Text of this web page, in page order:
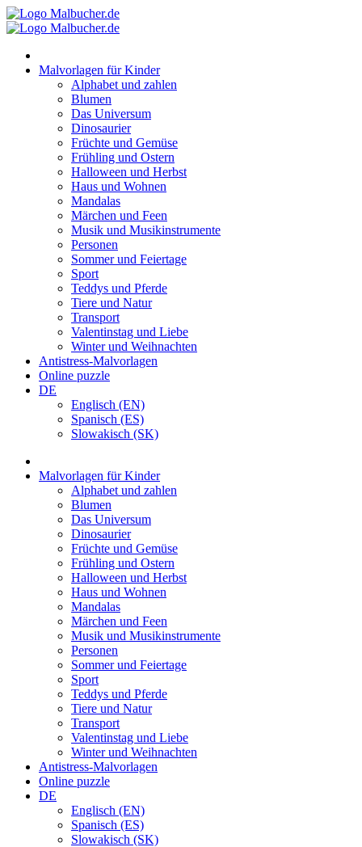
Zum
Inhalt
Malvorlagen für Kinder
Alphabet und zahlen
Blumen
Das Universum
Dinosaurier
Früchte und Gemüse
Frühling und Ostern
Halloween und Herbst
Haus und Wohnen
Mandalas
Märchen und Feen
Musik und Musikinstrumente
Personen
Sommer und Feiertage
Sport
Teddys und Pferde
Tiere und Natur
Transport
Valentinstag und Liebe
Winter und Weihnachten
Antistress-Malvorlagen
Online puzzle
DE
Englisch (EN)
Spanisch (ES)
Slowakisch (SK)
Malvorlagen für Kinder
Alphabet und zahlen
Blumen
Das Universum
Dinosaurier
Früchte und Gemüse
Frühling und Ostern
Halloween und Herbst
Haus und Wohnen
Mandalas
Märchen und Feen
Musik und Musikinstrumente
Personen
Sommer und Feiertage
Sport
Teddys und Pferde
Tiere und Natur
Transport
Valentinstag und Liebe
Winter und Weihnachten
Antistress-Malvorlagen
Online puzzle
DE
Englisch (EN)
Spanisch (ES)
Slowakisch (SK)